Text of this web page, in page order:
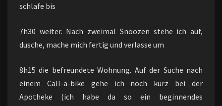
schlafe bis
7h30 weiter. Nach zweimal Snoozen stehe ich auf,
dusche, mache mich fertig und verlasse um
8h15 die befreundete Wohnung. Auf der Suche nach
einem Call-a-bike gehe ich noch kurz bei der
Apotheke (ich habe da so ein beginnendes